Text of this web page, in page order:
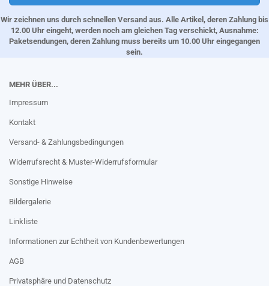
Wir zeichnen uns durch schnellen Versand aus. Alle Artikel, deren Zahlung bis
12.00 Uhr eingeht, werden noch am gleichen Tag verschickt, Ausnahme:
Paketsendungen, deren Zahlung muss bereits um 10.00 Uhr eingegangen
sein.
MEHR ÜBER...
Impressum
Kontakt
Versand- & Zahlungsbedingungen
Widerrufsrecht & Muster-Widerrufsformular
Sonstige Hinweise
Bildergalerie
Linkliste
Informationen zur Echtheit von Kundenbewertungen
AGB
Privatsphäre und Datenschutz